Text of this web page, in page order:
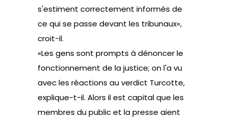
s'estiment correctement informés de
ce qui se passe devant les tribunaux»,
croit-il.
«Les gens sont prompts à dénoncer le
fonctionnement de la justice; on l'a vu
avec les réactions au verdict Turcotte,
explique-t-il. Alors il est capital que les
membres du public et la presse aient